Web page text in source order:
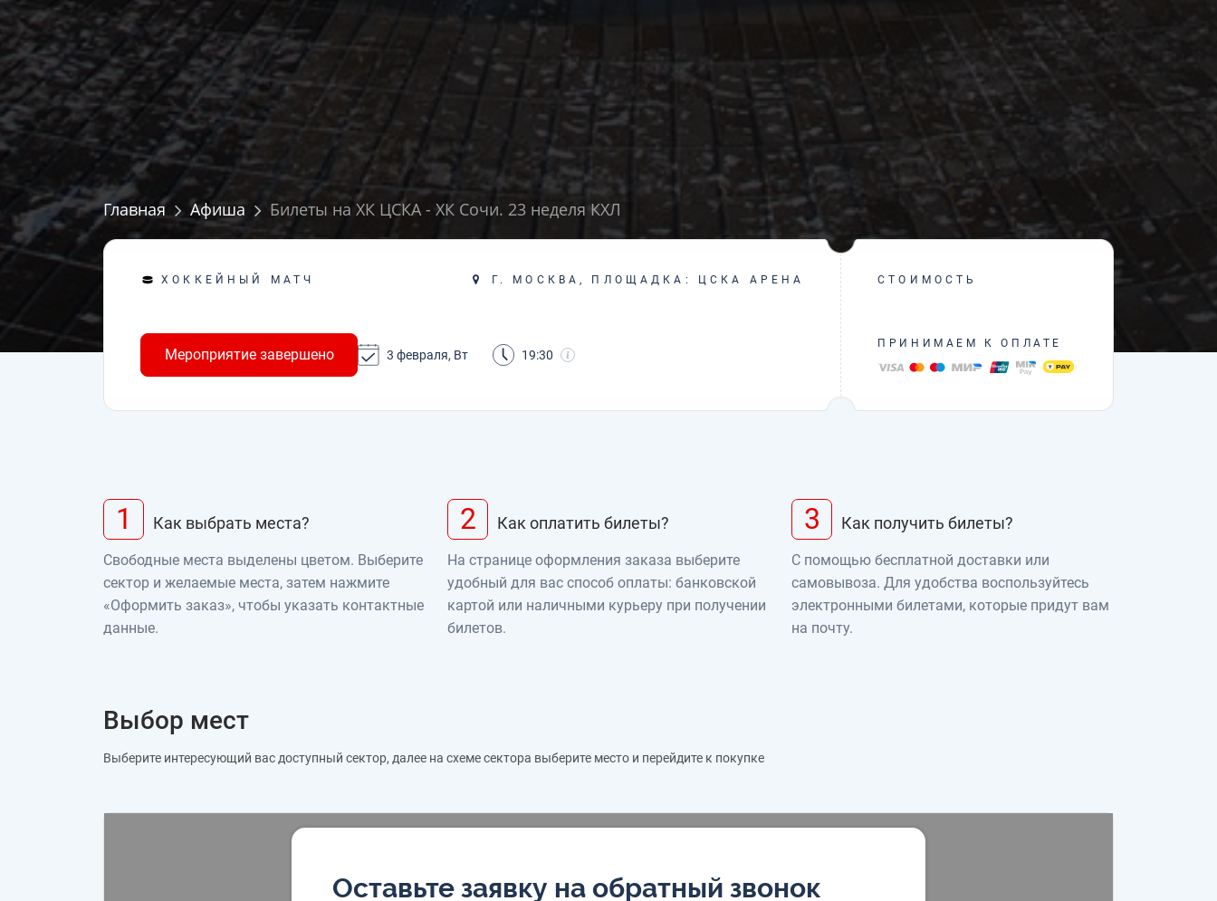
Главная Афиша Билеты на ХК ЦСКА - ХК Сочи. 23 неделя КХЛ
ХОККЕЙНЫЙ МАТЧ Г. МОСКВА, ПЛОЩАДКА: ЦСКА АРЕНА
Мероприятие завершено 3 февраля, Вт 19:30
СТОИМОСТЬ
ПРИНИМАЕМ К ОПЛАТЕ
1 Как выбрать места?
Свободные места выделены цветом. Выберите
сектор и желаемые места, затем нажмите
«Оформить заказ», чтобы указать контактные
данные.
2 Как оплатить билеты?
На странице оформления заказа выберите
удобный для вас способ оплаты: банковской
картой или наличными курьеру при получении
билетов.
3 Как получить билеты?
С помощью бесплатной доставки или
самовывоза. Для удобства воспользуйтесь
электронными билетами, которые придут вам
на почту.
Выбор мест
Выберите интересующий вас доступный сектор, далее на схеме сектора выберите место и перейдите к покупке
Оставьте заявку на обратный звонок